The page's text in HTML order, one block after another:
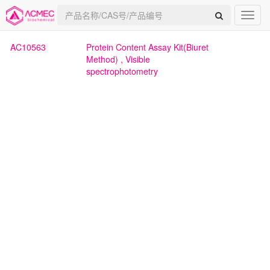
AC10563
Protein Content Assay Kit(Biuret
Method) , Visible
spectrophotometry